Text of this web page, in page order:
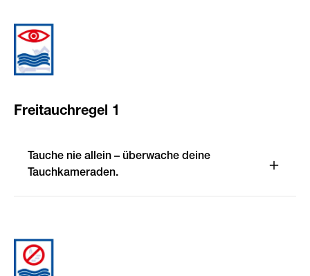
Freitauchregel 1
Tauche nie allein – überwache deine
Tauchkameraden.